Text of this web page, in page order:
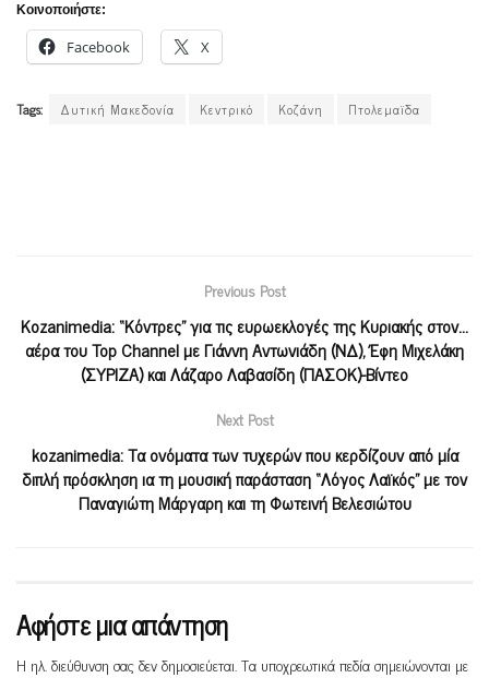
Κοινοποιήστε:
Facebook X
Tags: Δυτική Μακεδονία Κεντρικό Κοζάνη Πτολεμαϊδα
Previous Post
Κοzanimedia: “Κόντρες” για τις ευρωεκλογές της Κυριακής στον…
αέρα του Top Channel με Γιάννη Αντωνιάδη (ΝΔ), Έφη Μιχελάκη
(ΣΥΡΙΖΑ) και Λάζαρο Λαβασίδη (ΠΑΣΟΚ)-Βίντεο
Next Post
kozanimedia: Τα ονόματα των τυχερών που κερδίζουν από μία
διπλή πρόσκληση ια τη μουσική παράσταση “Λόγος Λαϊκός” με τον
Παναγιώτη Μάργαρη και τη Φωτεινή Βελεσιώτου
Αφήστε μια απάντηση
Η ηλ. διεύθυνση σας δεν δημοσιεύεται.Τα υποχρεωτικά πεδία σημειώνονται με